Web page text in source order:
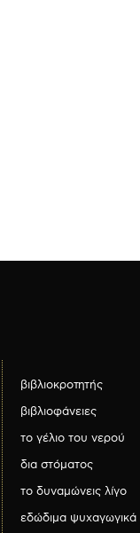
βιβλιοκροτητής
βιβλιοφάνειες
το γέλιο του νερού
δια στόματος
το δυναμώνεις λίγο
εδώδιμα ψυχαγωγικά